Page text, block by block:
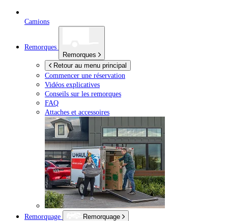
Camions
Remorques
Remorques
Retour au menu principal
Commencer une réservation
Vidéos explicatives
Conseils sur les remorques
FAQ
Attaches et accessoires
Remorquage
Remorquage